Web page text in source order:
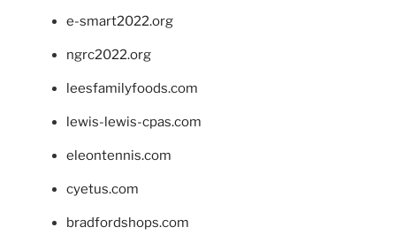
e-smart2022.org
ngrc2022.org
leesfamilyfoods.com
lewis-lewis-cpas.com
eleontennis.com
cyetus.com
bradfordshops.com